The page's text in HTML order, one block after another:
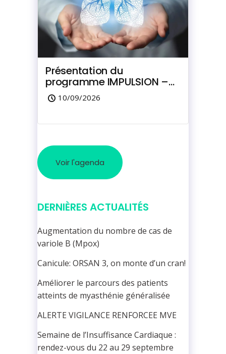
Présentation du
programme IMPULSION –
Dépistage du cancer du
poumon
10/09/2026
Voir l'agenda
DERNIÈRES ACTUALITÉS
Augmentation du nombre de cas de
variole B (Mpox)
Canicule: ORSAN 3, on monte d’un cran!
Améliorer le parcours des patients
atteints de myasthénie généralisée
ALERTE VIGILANCE RENFORCEE MVE
Semaine de l’Insuffisance Cardiaque :
rendez-vous du 22 au 29 septembre